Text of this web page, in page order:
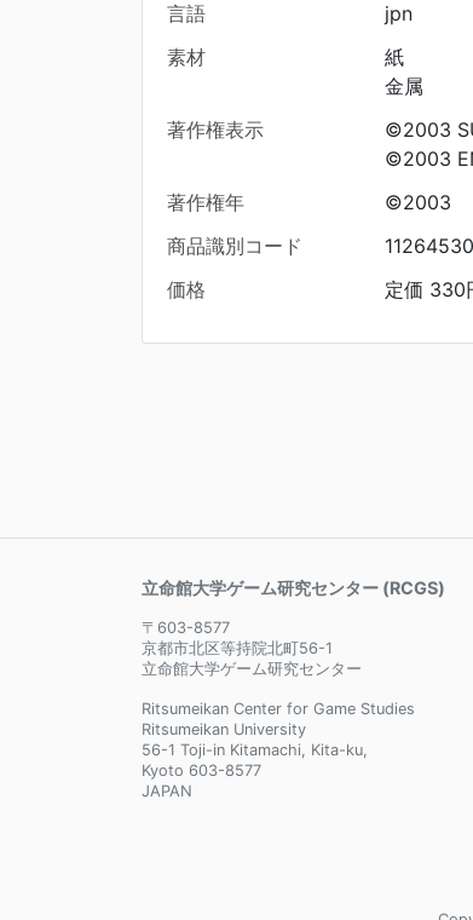
言語
jpn
素材
紙
金属
著作権表示
©2003
©2003
著作権年
©2003
商品識別コード
価格
定価 330
立命館大学ゲーム研究センター (RCGS)
〒603-8577
京都市北区等持院北町56-1
立命館大学ゲーム研究センター
Ritsumeikan Center for Game Studies
Ritsumeikan University
56-1 Toji-in Kitamachi, Kita-ku,
Kyoto 603-8577
JAPAN